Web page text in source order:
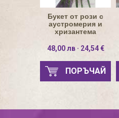
Букет от рози с
аустромерия и
хризантема
48,00 лв · 24,54 €
ПОРЪЧАЙ